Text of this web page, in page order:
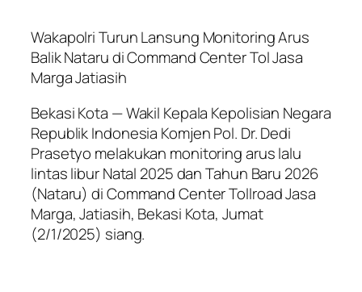
Wakapolri Turun Lansung Monitoring Arus
Balik Nataru di Command Center Tol Jasa
Marga Jatiasih
Bekasi Kota — Wakil Kepala Kepolisian Negara
Republik Indonesia Komjen Pol. Dr. Dedi
Prasetyo melakukan monitoring arus lalu
lintas libur Natal 2025 dan Tahun Baru 2026
(Nataru) di Command Center Tollroad Jasa
Marga, Jatiasih, Bekasi Kota, Jumat
(2/1/2025) siang.